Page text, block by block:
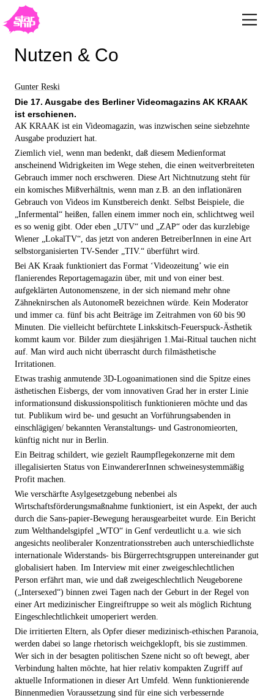
Nutzen & Co
Gunter Reski
Die 17. Ausgabe des Berliner Videomagazins AK KRAAK
ist erschienen.
AK KRAAK ist ein Videomagazin, was inzwischen seine siebzehnte
Ausgabe produziert hat.
Ziemlich viel, wenn man bedenkt, daß diesem Medienformat
anscheinend Widrigkeiten im Wege stehen, die einen weitverbreiteten
Gebrauch immer noch erschweren. Diese Art Nichtnutzung steht für
ein komisches Mißverhältnis, wenn man z.B. an den inflationären
Gebrauch von Videos im Kunstbereich denkt. Selbst Beispiele, die
„Infermental“ heißen, fallen einem immer noch ein, schlichtweg weil
es so wenig gibt. Oder eben „UTV“ und „ZAP“ oder das kurzlebige
Wiener „LokalTV“, das jetzt von anderen BetreiberInnen in eine Art
selbstorganisierten TV-Sender „TIV.“ überführt wird.
Bei AK Kraak funktioniert das Format ‘Videozeitung’ wie ein
flanierendes Reportagemagazin über, mit und von einer best.
aufgeklärten Autonomenszene, in der sich niemand mehr ohne
Zähneknirschen als AutonomeR bezeichnen würde. Kein Moderator
und immer ca. fünf bis acht Beiträge im Zeitrahmen von 60 bis 90
Minuten. Die vielleicht befürchtete Linkskitsch-Feuerspuck-Ästhetik
kommt kaum vor. Bilder zum diesjährigen 1.Mai-Ritual tauchen nicht
auf. Man wird auch nicht überrascht durch filmästhetische
Irritationen.
Etwas trashig anmutende 3D-Logoanimationen sind die Spitze eines
ästhetischen Eisbergs, der vom innovativen Grad her in erster Linie
informationsund diskussionspolitisch funktionieren möchte und das
tut. Publikum wird be- und gesucht an Vorführungsabenden in
einschlägigen/ bekannten Veranstaltungs- und Gastronomieorten,
künftig nicht nur in Berlin.
Ein Beitrag schildert, wie gezielt Raumpflegekonzerne mit dem
illegalisierten Status von EinwandererInnen schweinesystemmäßig
Profit machen.
Wie verschärfte Asylgesetzgebung nebenbei als
Wirtschaftsförderungsmaßnahme funktioniert, ist ein Aspekt, der auch
durch die Sans-papier-Bewegung herausgearbeitet wurde. Ein Bericht
zum Welthandelsgipfel „WTO“ in Genf verdeutlicht u.a. wie sich
angesichts neoliberaler Konzentrationsstreben auch unterschiedlichste
internationale Widerstands- bis Bürgerrechtsgruppen untereinander gut
globalisiert haben. Im Interview mit einer zweigeschlechtlichen
Person erfährt man, wie und daß zweigeschlechtlich Neugeborene
(„Intersexed“) binnen zwei Tagen nach der Geburt in der Regel von
einer Art medizinischer Eingreiftruppe so weit als möglich Richtung
Eingeschlechtlichkeit umoperiert werden.
Die irritierten Eltern, als Opfer dieser medizinisch-ethischen Paranoia,
werden dabei so lange rhetorisch weichgeklopft, bis sie zustimmen.
Wer sich in der besagten politischen Szene nicht so oft bewegt, aber
Verbindung halten möchte, hat hier relativ kompakten Zugriff auf
aktuelle Informationen in dieser Art Umfeld. Wenn funktionierende
Binnenmedien Voraussetzung sind für eine sich verbessernde